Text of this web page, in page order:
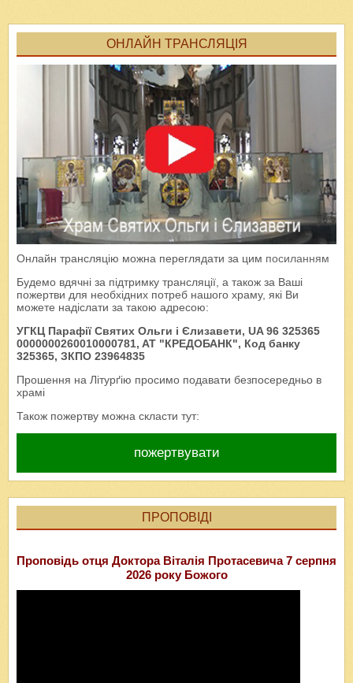
ОНЛАЙН ТРАНСЛЯЦІЯ
Онлайн трансляцію можна переглядати за цим посиланням
Будемо вдячні за підтримку трансляції, а також за Ваші
пожертви для необхідних потреб нашого храму, які Ви
можете надіслати за такою адресою:
УГКЦ Парафії Святих Ольги і Єлизавети, UA 96 325365
0000000260010000781, AT "КРЕДОБАНК", Код банку
325365, ЗКПО 23964835
Прошення на Літурґію просимо подавати безпосередньо в
храмі
Також пожертву можна скласти тут:
пожертвувати
ПРОПОВІДІ
Проповідь отця Доктора Віталія Протасевича 7 серпня
2026 року Божого